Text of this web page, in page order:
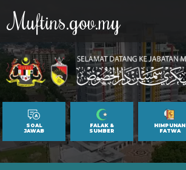
Muftins.gov.my
SOAL
JAWAB
FALAK &
SUMBER
HIMPUNAN
FATWA